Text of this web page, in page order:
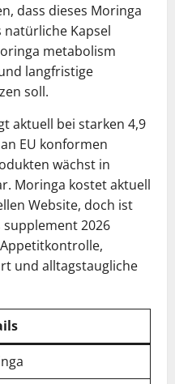
dass dieses Moringa
Kapsel
metabolism
langfristige
soll.
aktuell bei starken 4,9
EU konformen
wächst in
Moringa kostet aktuell
Website, doch ist
2026
und alltagstaugliche